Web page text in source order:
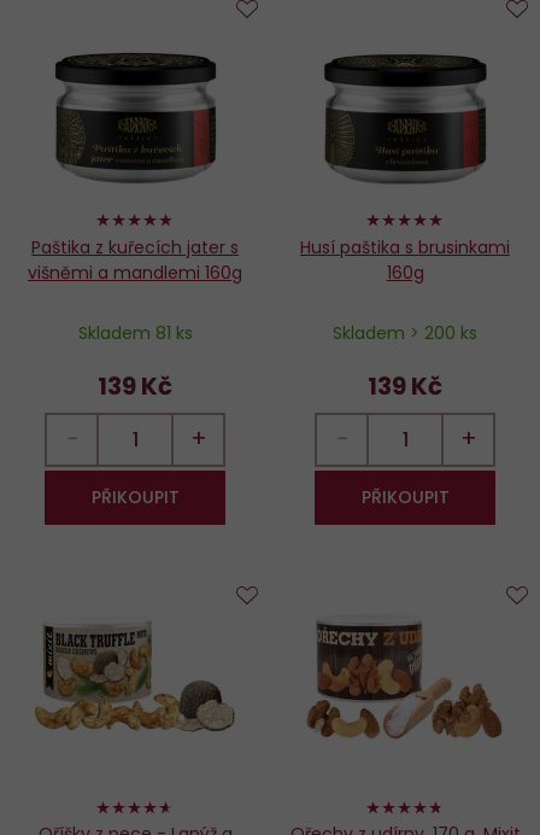
96%
Paštika z kuřecích jater s
višněmi a mandlemi 160g
Skladem 81 ks
139 Kč
− +
PŘIKOUPIT
oblíbených
98%
Husí paštika s brusinkami
160g
Skladem > 200 ks
139 Kč
− +
PŘIKOUPIT
92%
oblíbených
94%